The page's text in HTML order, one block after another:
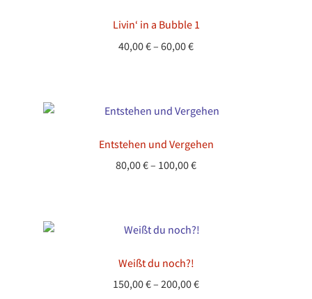
Livin‘ in a Bubble 1
40,00€– 60,00€Preisspanne:
Entstehen und Vergehen
80,00€– 100,00€Preisspanne:
Weißt du noch?!
150,00€– 200,00€Preisspanne: